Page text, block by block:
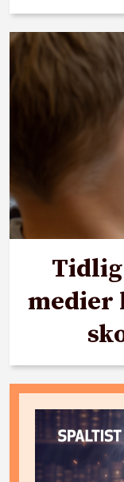
Tidlig
medier